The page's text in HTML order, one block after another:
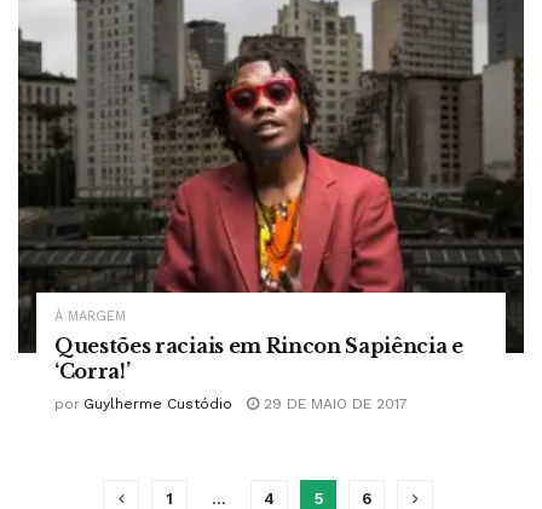
À MARGEM
Questões raciais em Rincon Sapiência e
‘Corra!’
por Guylherme Custódio 29 DE MAIO DE 2017
1 … 4 5 6